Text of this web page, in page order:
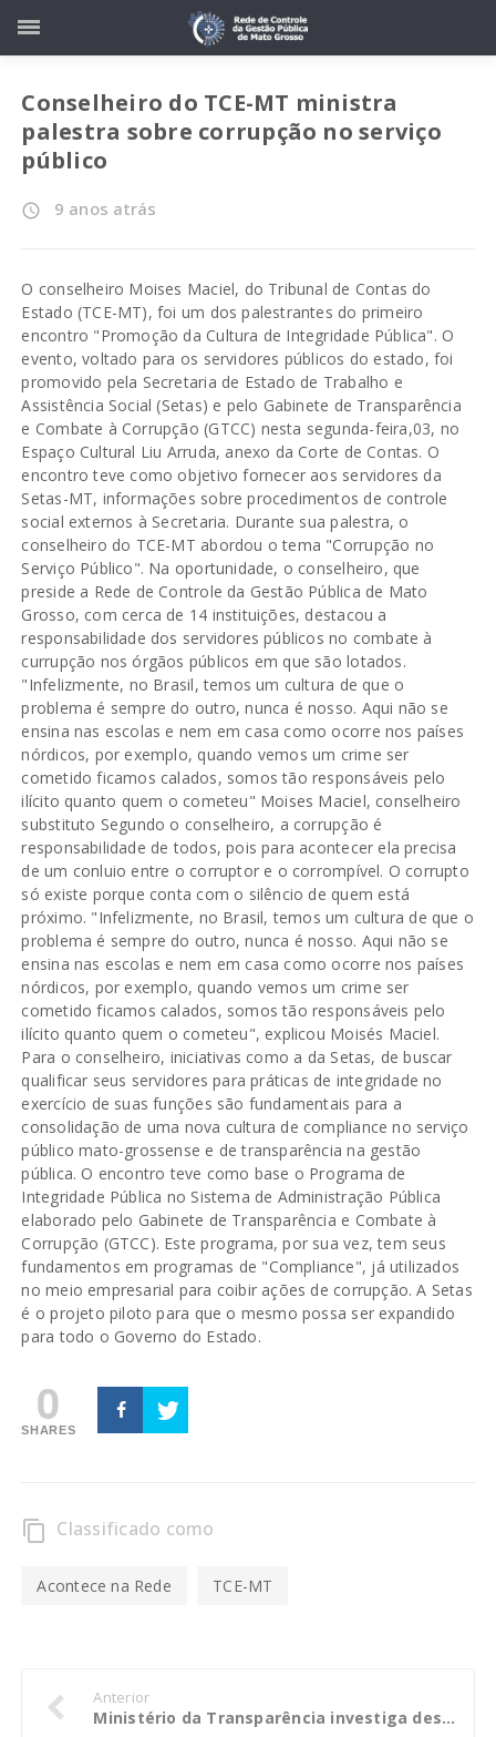
Conselheiro do TCE-MT ministra
palestra sobre corrupção no serviço
público
access_time 9 anos atrás
O conselheiro Moises Maciel, do Tribunal de Contas do
Estado (TCE-MT), foi um dos palestrantes do primeiro
encontro "Promoção da Cultura de Integridade Pública". O
evento, voltado para os servidores públicos do estado, foi
promovido pela Secretaria de Estado de Trabalho e
Assistência Social (Setas) e pelo Gabinete de Transparência
e Combate à Corrupção (GTCC) nesta segunda-feira,03, no
Espaço Cultural Liu Arruda, anexo da Corte de Contas. O
encontro teve como objetivo fornecer aos servidores da
Setas-MT, informações sobre procedimentos de controle
social externos à Secretaria. Durante sua palestra, o
conselheiro do TCE-MT abordou o tema "Corrupção no
Serviço Público". Na oportunidade, o conselheiro, que
preside a Rede de Controle da Gestão Pública de Mato
Grosso, com cerca de 14 instituições, destacou a
responsabilidade dos servidores públicos no combate à
currupção nos órgãos públicos em que são lotados.
"Infelizmente, no Brasil, temos um cultura de que o
problema é sempre do outro, nunca é nosso. Aqui não se
ensina nas escolas e nem em casa como ocorre nos países
nórdicos, por exemplo, quando vemos um crime ser
cometido ficamos calados, somos tão responsáveis pelo
ilícito quanto quem o cometeu" Moises Maciel, conselheiro
substituto Segundo o conselheiro, a corrupção é
responsabilidade de todos, pois para acontecer ela precisa
de um conluio entre o corruptor e o corrompível. O corrupto
só existe porque conta com o silêncio de quem está
próximo. "Infelizmente, no Brasil, temos um cultura de que o
problema é sempre do outro, nunca é nosso. Aqui não se
ensina nas escolas e nem em casa como ocorre nos países
nórdicos, por exemplo, quando vemos um crime ser
cometido ficamos calados, somos tão responsáveis pelo
ilícito quanto quem o cometeu", explicou Moisés Maciel.
Para o conselheiro, iniciativas como a da Setas, de buscar
qualificar seus servidores para práticas de integridade no
exercício de suas funções são fundamentais para a
consolidação de uma nova cultura de compliance no serviço
público mato-grossense e de transparência na gestão
pública. O encontro teve como base o Programa de
Integridade Pública no Sistema de Administração Pública
elaborado pelo Gabinete de Transparência e Combate à
Corrupção (GTCC). Este programa, por sua vez, tem seus
fundamentos em programas de "Compliance", já utilizados
no meio empresarial para coibir ações de corrupção. A Setas
é o projeto piloto para que o mesmo possa ser expandido
para todo o Governo do Estado.
0
SHARES
content_copy Classificado como
Acontece na Rede TCE-MT
Anterior
Ministério da Transparência investiga desvios de recursos em obras de estradas no Tocantins